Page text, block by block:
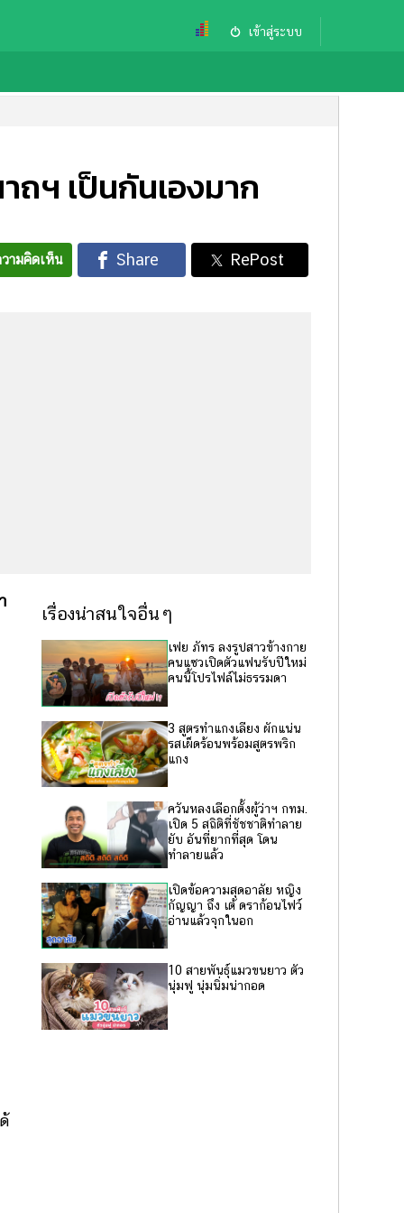
เข้าสู่ระบบ
ถฯ เป็นกันเองมาก
ามคิดเห็น
เรื่องน่าสนใจอื่นๆ
เฟย ภัทร ลงรูปสาวข้างกาย
คนแซวเปิดตัวแฟนรับปีใหม่
คนนี้โปรไฟล์ไม่ธรรมดา
3 สูตรทำแกงเลียง ผักแน่น
รสเผ็ดร้อนพร้อมสูตรพริก
แกง
ควันหลงเลือกตั้งผู้ว่าฯ กทม.
เปิด 5 สถิติที่ชัชชาติทำลาย
ยับ อันที่ยากที่สุด โดน
ทำลายแล้ว
เปิดข้อความสุดอาลัย หญิง
กัญญา ถึง เต้ ดราก้อนไฟว์
อ่านแล้วจุกในอก
10 สายพันธุ์แมวขนยาว ตัว
นุ่มฟู นุ่มนิ่มน่ากอด